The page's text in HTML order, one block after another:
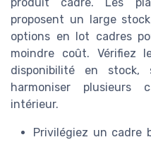
produit cadre. Les
proposent un large
options en lot cadres
moindre coût. Vérifiez
disponibilité en stock,
harmoniser plusieurs
intérieur.
Privilégiez un cadre